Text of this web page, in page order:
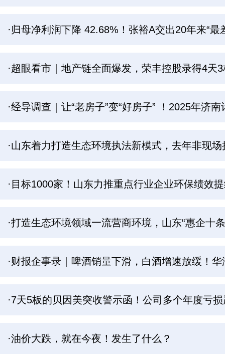
·归母净利润下降 42.68%！张裕A交出20年来“最
·超眼看市｜地产链全面爆发，荣丰控股录得4天
·经导调查｜让“老房子”变“好房子” ！2025年济
·山东着力打造生态环境执法新模式，去年非现
·目标1000家！山东力推重点行业企业环保绩效
·打造生态环境领域一流营商环境，山东“惠企十
·财报企事录｜啤酒销量下滑，白酒增速放缓！
·7天5板的贝因美突收警示函！公司多个年度亏
·油价大跌，就在今夜！发生了什么？